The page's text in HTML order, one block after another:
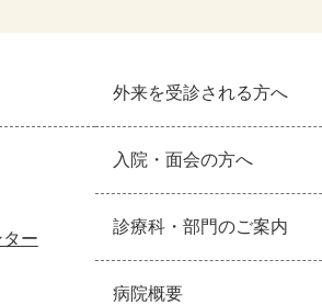
ー
外来を受診される方へ
入院・面会の方へ
診療科・部門のご案内
病院概要